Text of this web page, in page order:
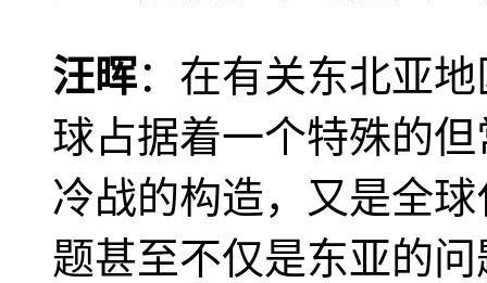
汪晖：在有关东北亚
球占据着一个特殊的
冷战的构造，又是全
题甚至不仅是东亚的